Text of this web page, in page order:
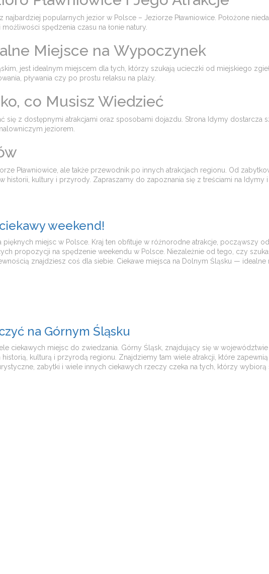
najbardziej popularnych jezior w Polsce – Jeziorze Pławniowice. Położone
spędzenia czasu na łonie natury.
Miejsce na Wypoczynek
jest idealnym miejscem dla tych, którzy szukają ucieczki od miejskiego
pływania czy po prostu relaksu na plaży.
co Musisz Wiedzieć
się z dostępnymi atrakcjami oraz sposobami dojazdu. Strona Idymy dostarcza
jeziorem.
Pławniowice, ale także przewodnik po innych atrakcjach regionu. Od
historii, kultury i przyrody. Zapraszamy do zapoznania się z treściami na Idymy
weekend!
miejsc w Polsce. Kraj ten obfituje w różnorodne atrakcje, począwszy
propozycji na spędzenie weekendu w Polsce. Niezależnie od tego, czy
znajdziesz coś dla siebie. Ciekawe miejsca na Dolnym Śląsku —
na Górnym Śląsku
ciekawych miejsc do zwiedzania. Górny Śląsk, znajdujący się w
kulturą i przyrodą regionu. Znajdziemy tam wiele atrakcji, które
zabytki i wiele innych ciekawych rzeczy czeka na tych, którzy wybiorą